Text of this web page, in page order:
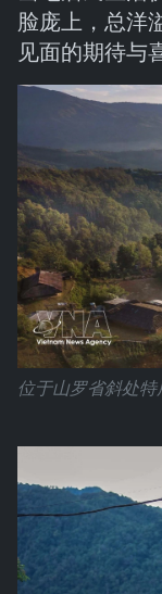
脸庞上，总洋
见面的期待与
位于山罗省斜处